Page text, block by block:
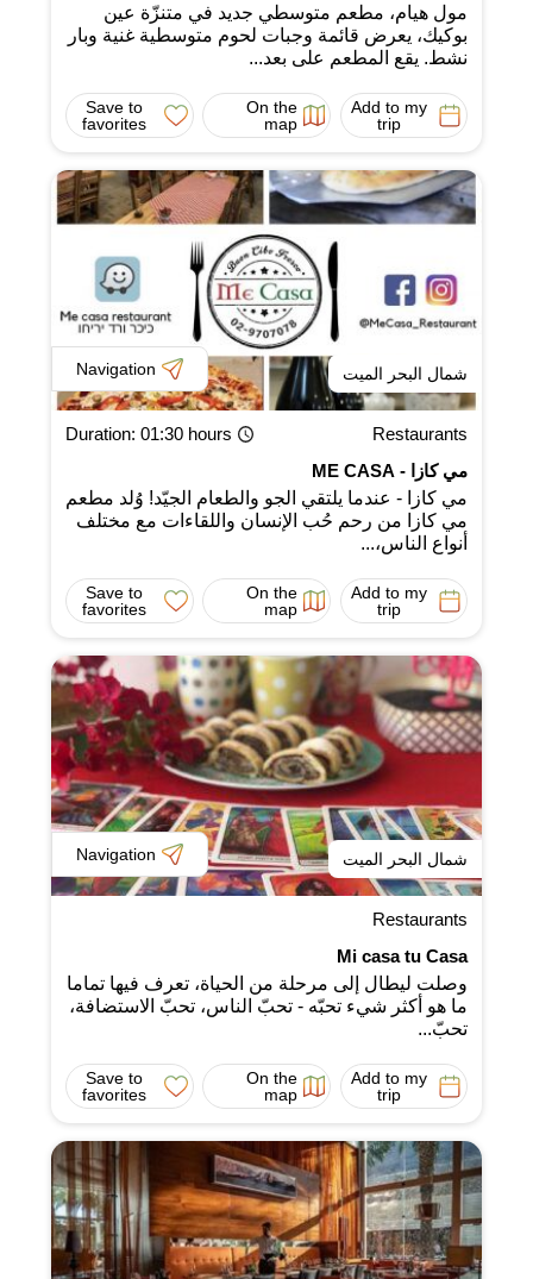
مول هيام، مطعم متوسطي جديد في متنزّة عين
بوكيك، يعرض قائمة وجبات لحوم متوسطية غنية وبار
نشط. يقع المطعم على بعد...
Add to my
trip
On the
map
Save to
favorites
شمال البحر الميت Navigation
Restaurants
Duration: 01:30 hours
مي كازا - ME CASA
مي كازا - عندما يلتقي الجو والطعام الجيّد! وُلد مطعم
مي كازا من رحم حُب الإنسان واللقاءات مع مختلف
أنواع الناس،...
Add to my
trip
On the
map
Save to
favorites
شمال البحر الميت Navigation
Restaurants
Mi casa tu Casa
وصلت ليطال إلى مرحلة من الحياة، تعرف فيها تماما
ما هو أكثر شيء تحبّه - تحبّ الناس، تحبّ الاستضافة،
تحبّ...
Add to my
trip
On the
map
Save to
favorites